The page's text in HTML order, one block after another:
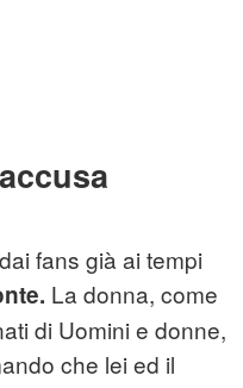
fans già ai tempi
La donna, come
di Uomini e donne,
che lei ed il